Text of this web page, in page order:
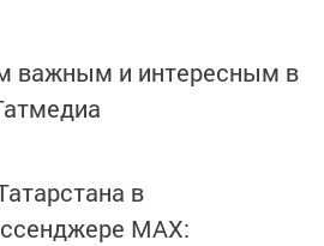
важным и интересным в
в
MАХ: